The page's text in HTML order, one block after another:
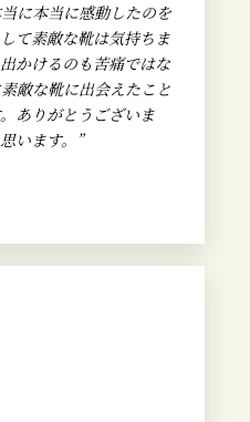
に本当に感動したのを
て素敵な靴は気持ちま
かけるのも苦痛ではな
敵な靴に出会えたこと
ありがとうございま
います。”